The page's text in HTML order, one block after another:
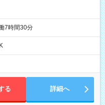
7時間30分
る 詳細へ